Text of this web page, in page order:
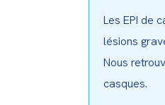
Les EPI de
lésions
Nous
casques.